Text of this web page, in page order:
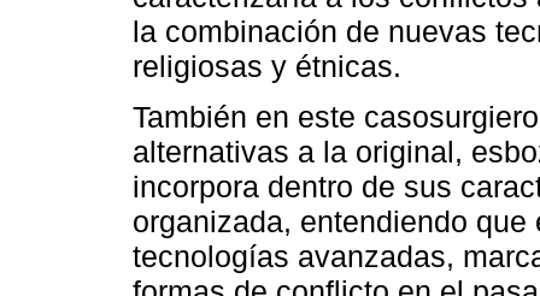
la combinación de nuevas
religiosas y étnicas.
También en este
alternativas a la original,
incorpora dentro de sus
organizada, entendiendo
tecnologías avanzadas,